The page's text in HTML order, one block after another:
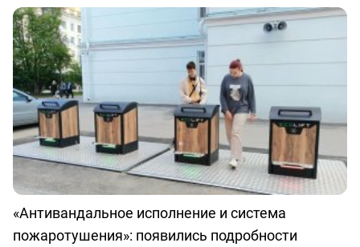
«Антивандальное исполнение и система
пожаротушения»: появились подробности